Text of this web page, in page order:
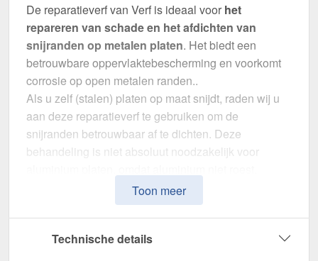
De reparatieverf van Verf is ideaal voor het
repareren van schade en het afdichten van
snijranden op metalen platen. Het biedt een
betrouwbare oppervlaktebescherming en voorkomt
corrosie op open metalen randen..
Als u zelf (stalen) platen op maat snijdt, raden wij u
aan deze reparatieverf te gebruiken om de
snijranden betrouwbaar af te dichten. Deze
behandeling is niet absoluut noodzakelijk voor
Waarom Reparatiestift | Tube | 25 ml?
Perfect passende kleur– In Antracietgrijs (RAL
7016) voor een onopvallende reparatie.
Toon meer
Technische details